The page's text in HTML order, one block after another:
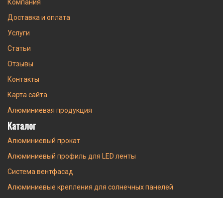
Компания
Доставка и оплата
Услуги
Статьи
Отзывы
Контакты
Карта сайта
Алюминиевая продукция
Каталог
Алюминиевый прокат
Алюминиевый профиль для LED ленты
Система вентфасад
Алюминиевые крепления для солнечных панелей